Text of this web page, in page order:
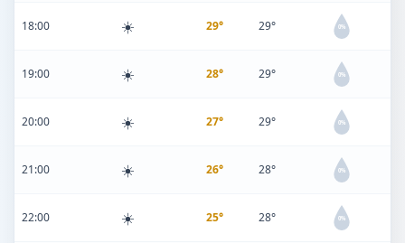
18:00 ☀️ 29° 29° 0%
19:00 ☀️ 28° 29° 0%
20:00 ☀️ 27° 29° 0%
21:00 ☀️ 26° 28° 0%
22:00 ☀️ 25° 28° 0%